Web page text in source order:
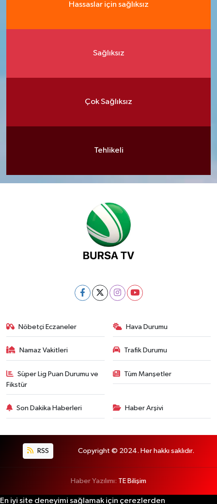
Hassaslar için sağlıksız
Sağlıksız
Çok Sağlıksız
Tehlikeli
Nöbetçi Eczaneler Hava Durumu
Namaz Vakitleri Trafik Durumu
Süper Lig Puan Durumu ve
Fikstür
Tüm Manşetler
Son Dakika Haberleri Haber Arşivi
RSS Copyright © 2024. Her hakkı saklıdır.
Haber Yazılımı: TE Bilişim
En iyi site deneyimi sağlamak için çerezlerden